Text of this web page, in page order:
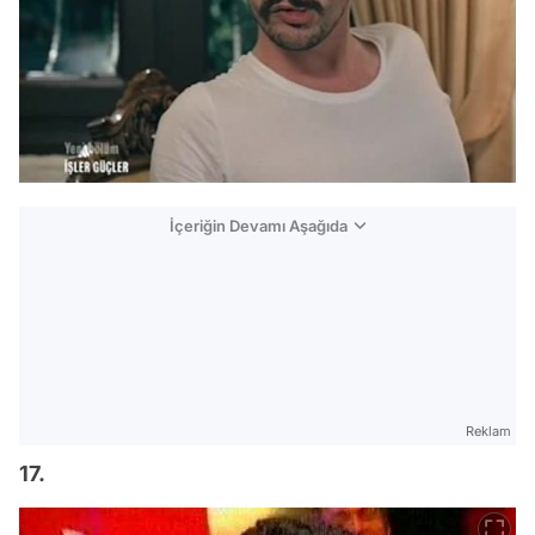
İçeriğin Devamı Aşağıda
Reklam
17.